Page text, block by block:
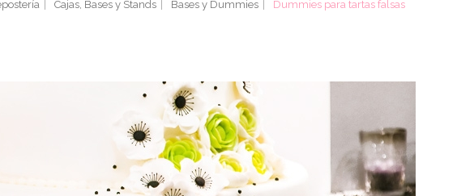
Cajas, Bases y Stands Bases y Dummies Dummies para tartas falsas